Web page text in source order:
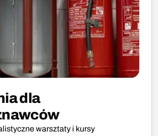
dla
warsztaty i kursy